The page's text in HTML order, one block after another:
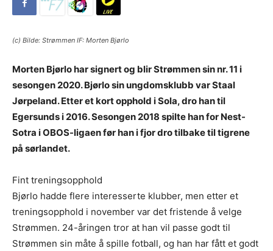
(c) Bilde: Strømmen IF: Morten Bjørlo
Morten Bjørlo har signert og blir Strømmen sin nr. 11 i
sesongen 2020. Bjørlo sin ungdomsklubb var Staal
Jørpeland. Etter et kort opphold i Sola, dro han til
Egersunds i 2016. Sesongen 2018 spilte han for Nest-
Sotra i OBOS-ligaen før han i fjor dro tilbake til tigrene
på sørlandet.
Fint treningsopphold
Bjørlo hadde flere interesserte klubber, men etter et
treningsopphold i november var det fristende å velge
Strømmen. 24-åringen tror at han vil passe godt til
Strømmen sin måte å spille fotball, og han har fått et godt